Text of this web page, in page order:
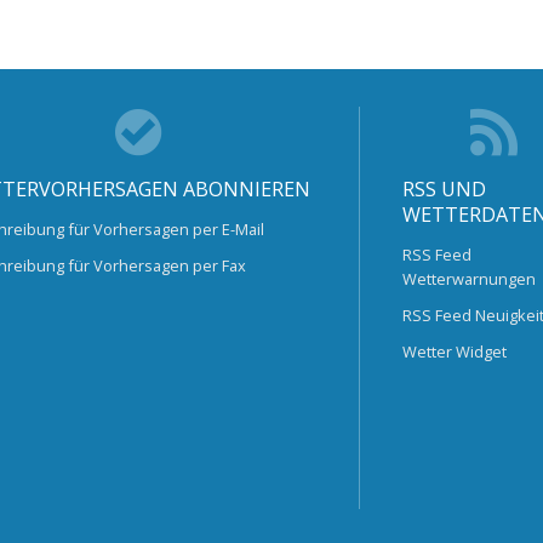
ABONNIEREN
für Vorhersagen per E-Mail
für Vorhersagen per Fax
RSS UND
RSS Feed
Wetterwarnungen
RSS Feed
Wetter Widget